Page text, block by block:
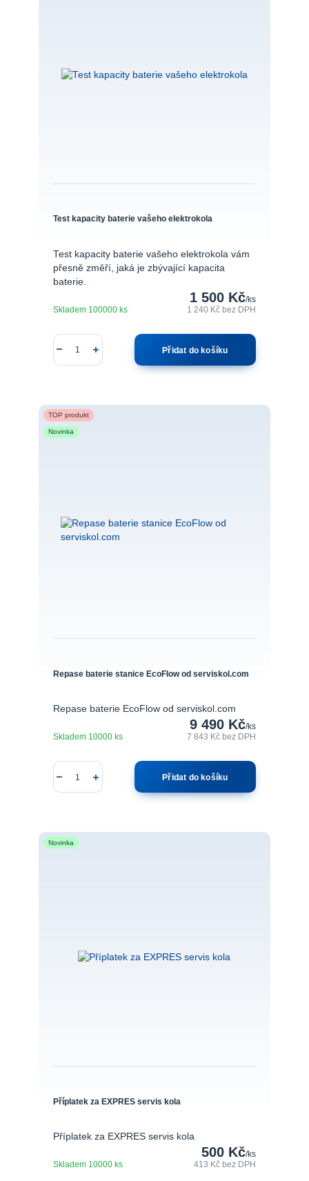
Test kapacity baterie vašeho elektrokola
Test kapacity baterie vašeho elektrokola vám
přesně změří, jaká je zbývající kapacita
baterie.
1 500 Kč/ks
1 240 Kčbez DPH
Skladem 100000 ks
Přidat do košíku
TOP produkt
Novinka
Repase baterie stanice EcoFlow od serviskol.com
Repase baterie EcoFlow od serviskol.com
9 490 Kč/ks
7 843 Kč bez DPH
Skladem 10000 ks
Přidat do košíku
Novinka
Příplatek za EXPRES servis kola
Příplatek za EXPRES servis kola
500 Kč/ks
413 Kčbez DPH
Skladem 10000 ks